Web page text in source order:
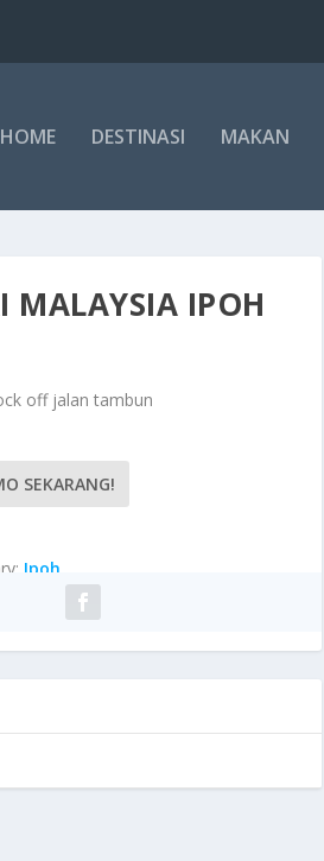
HOME DESTINASI MAKAN
MALAYSIA IPOH
off jalan tambun
SEKARANG!
Ipoh